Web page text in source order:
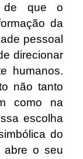
de que o
da
pessoal
direcionar
humanos.
não tanto
como na
escolha
do
abre o seu